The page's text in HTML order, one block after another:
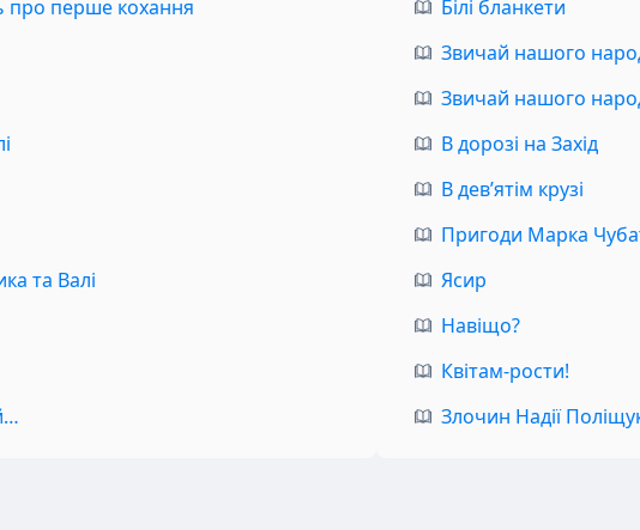
про перше кохання
та Валі
Білі бланкети
Звичай нашого
Звичай нашого
В дорозі на Захід
В дев’ятім крузі
Пригоди Марка
Ясир
Навіщо?
Квітам-рости!
Злочин Надії